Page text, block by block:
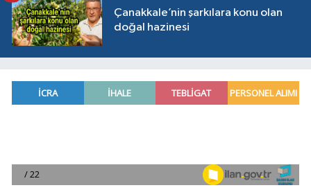
Çanakkale’nin şarkılara konu olan
doğal hazinesi